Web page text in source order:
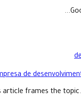
de
article frames the topic.